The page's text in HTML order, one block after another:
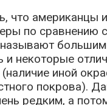
что американцы
по сравнению
и некоторые
иной
покрова).
редким, а